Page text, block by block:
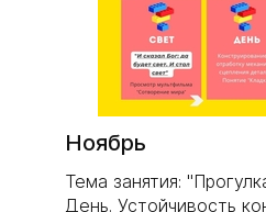
Ноябрь
Тема занятия:
День. Устойчивость